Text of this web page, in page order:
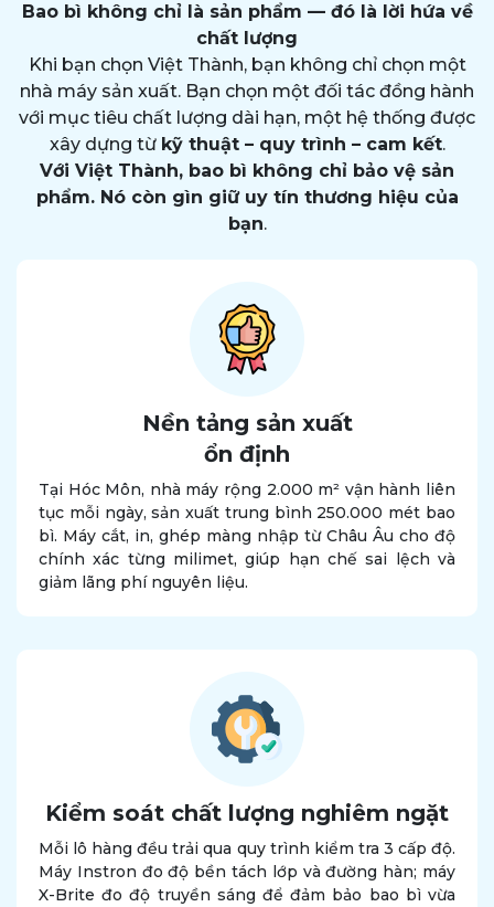
Bao bì không chỉ là sản phẩm — đó là lời hứa về
chất lượng
Khi bạn chọn Việt Thành, bạn không chỉ chọn một
nhà máy sản xuất. Bạn chọn một đối tác đồng hành
với mục tiêu chất lượng dài hạn, một hệ thống được
xây dựng từ kỹ thuật – quy trình – cam kết.
Với Việt Thành, bao bì không chỉ bảo vệ sản
phẩm. Nó còn gìn giữ uy tín thương hiệu của
bạn.
Nền tảng sản xuất
ổn định
Tại Hóc Môn, nhà máy rộng 2.000 m² vận hành liên
tục mỗi ngày, sản xuất trung bình 250.000 mét bao
bì. Máy cắt, in, ghép màng nhập từ Châu Âu cho độ
chính xác từng milimet, giúp hạn chế sai lệch và
giảm lãng phí nguyên liệu.
Kiểm soát chất lượng nghiêm ngặt
Mỗi lô hàng đều trải qua quy trình kiểm tra 3 cấp độ.
Máy Instron đo độ bền tách lớp và đường hàn; máy
X-Brite đo độ truyền sáng để đảm bảo bao bì vừa